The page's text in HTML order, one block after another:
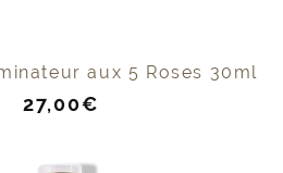
aux 5 Roses 30ml
Prix
27,00€